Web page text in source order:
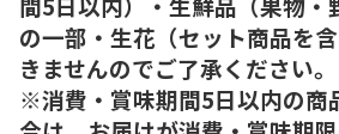
の一部・生花（セット商品を
きませんのでご了承ください。
※消費・賞味期間5日以内の商